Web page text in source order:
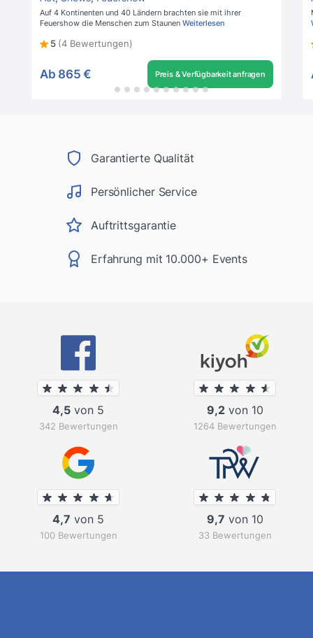
Auf 4 Kontinenten und 40 Ländern brachten sie mit ihrer
Feuershow die Menschen zum Staunen Weiterlesen
5 (4 Bewertungen)
Ab 865 € Preis & Verfügbarkeit anfragen
Garantierte Qualität
Persönlicher Service
Auftrittsgarantie
Erfahrung mit 10.000+ Events
4,5 von 5
342 Bewertungen
9,2von 10
1264 Bewertungen
4,7 von 5
100 Bewertungen
9,7 von 10
33 Bewertungen